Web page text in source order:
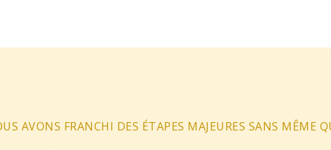
AVONS FRANCHI DES ÉTAPES MAJEURES SANS MÊME